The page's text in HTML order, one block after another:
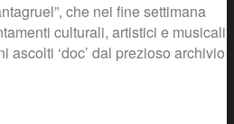
che nei fine settimana
culturali, artistici e musicali
ascolti ‘doc’ dal prezioso archivio